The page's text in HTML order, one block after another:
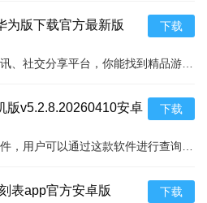
术有限公司打造的一款全面集成的
管理、合同管理以及财务管理等核
了一站式、全方位的协同工作环
为版下载官方最新版
下载
版v5.2.8.20260410安卓
下载
表app官方安卓版
下载